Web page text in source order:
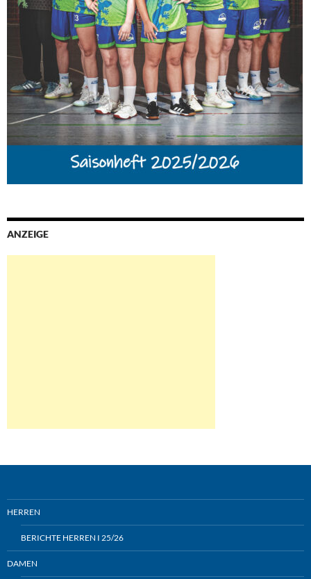
ANZEIGE
HERREN
BERICHTE HERREN I 25/26
DAMEN